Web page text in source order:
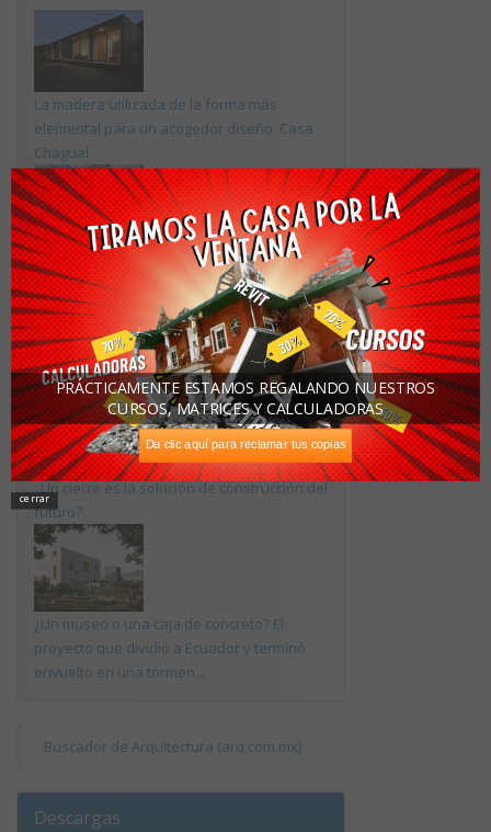
La madera utilizada de la forma más
elemental para un acogedor diseño. Casa
Chagual.
Los costos indirectos en los proyectos de
construcción
Tu render con IA ya está regulado (en
Europa)
¿Un cierre es la solución de construcción del
futuro?
¿Un museo o una caja de concreto? El
proyecto que dividió a Ecuador y terminó
envuelto en una tormen...
Buscador de Arquitectura (arq.com.mx)
Descargas
cerrar
Da clic aquí para reclamar tus copias
PRÁCTICAMENTE ESTAMOS REGALANDO NUESTROS
CURSOS, MATRICES Y CALCULADORAS